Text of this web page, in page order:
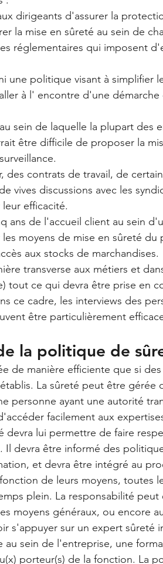
dirigeants d'assurer la
la mise en sûreté au sein de
réglementaires qui imposent
une politique visant à simplifier
à l' encontre d'une démarche
sein de laquelle la plupart des
être difficile de proposer la
des contrats de travail, de
vives discussions avec les
efficacité.
ans de l'accueil client au sein
moyens de mise en sûreté du
aux stocks de marchandises.
transverse aux métiers et
tout ce qui devra être prise en
ce cadre, les interviews des
être particulièrement
la politique de
de manière efficiente que si des
La sûreté peut être gérée
personne ayant une autorité
facilement aux
lui permettre de faire
devra être informé des
et devra être intégré au
de leurs moyens, toutes
plein. La responsabilité
moyens généraux, ou encore
s'appuyer sur un expert sûreté
sein de l'entreprise, une
porteur(s) de la fonction. La